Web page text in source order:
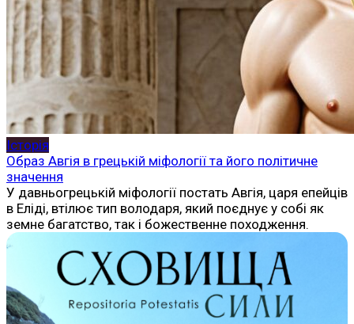
Історія
Образ Авгія в грецькій міфології та його політичне
значення
У давньогрецькій міфології постать Авгія, царя епейців
в Еліді, втілює тип володаря, який поєднує у собі як
земне багатство, так і божественне походження.